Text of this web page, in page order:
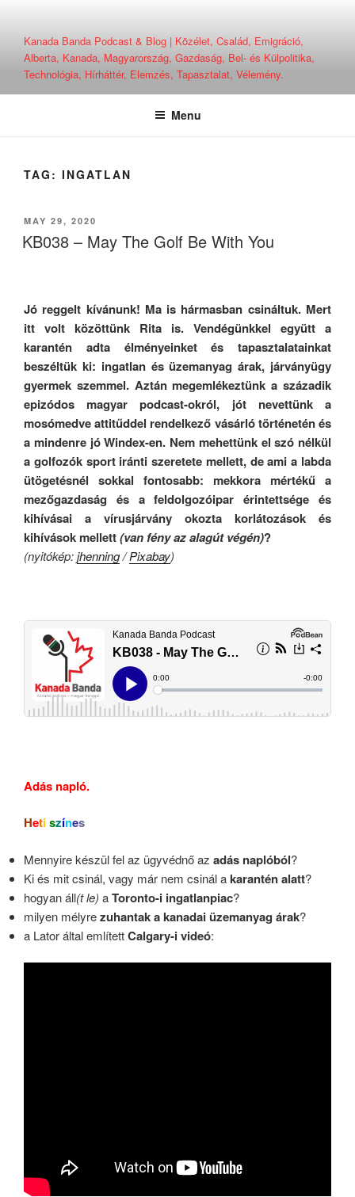
contentKanada Banda Podcast & Blog | Közélet, Család, Emigráció,
Alberta, Kanada, Magyarország, Gazdaság, Bel- és Külpolitika,
Technológia, Hírháttér, Elemzés, Tapasztalat, Vélemény.
Menu
TAG: INGATLAN
POSTED
ON
MAY 29, 2020
KB038 – May The Golf Be With You
Jó reggelt kívánunk! Ma is hármasban csináltuk. Mert
itt volt közöttünk Rita is. Vendégünkkel együtt a
karantén adta élményeinket és tapasztalatainkat
beszéltük ki: ingatlan és üzemanyag árak, járványügy
gyermek szemmel. Aztán megemlékeztünk a századik
epizódos magyar podcast-okról, jót nevettünk a
mosómedve attitűddel rendelkező vásárló történetén és
a mindenre jó Windex-en. Nem mehettünk el szó nélkül
a golfozók sport iránti szeretete mellett, de ami a labda
ütögetésnél sokkal fontosabb: mekkora mértékű a
mezőgazdaság és a feldolgozóipar érintettsége és
kihívásai a vírusjárvány okozta korlátozások és
kihívások mellett(van fény az alagút végén)?
(nyitókép:jhenning/Pixabay)
Adás napló.
Hetiszínes
Mennyire készül fel az ügyvédnő az adás naplóból?
Ki és mit csinál, vagy már nem csinál akarantén alatt?
hogyan áll(t le) aToronto-i ingatlanpiac?
milyen mélyrezuhantak a kanadai üzemanyag árak?
a Lator által említettCalgary-i videó: